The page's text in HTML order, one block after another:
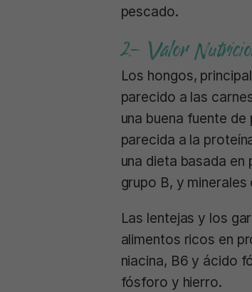
pescado.
2.- Valor
Los hongos,
parecido a las
una buena fuente
parecida a la
una dieta basada
grupo B, y
Las lentejas y los
alimentos ricos en
niacina, B6 y ácido
fósforo y hierro.